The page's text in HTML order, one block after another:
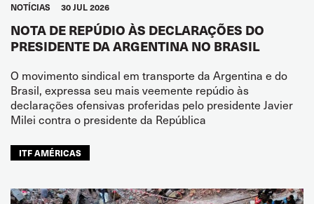
NOTÍCIAS 30 JUL 2026
NOTA DE REPÚDIO ÀS DECLARAÇÕES DO
PRESIDENTE DA ARGENTINA NO BRASIL
O movimento sindical em transporte da Argentina e do
Brasil, expressa seu mais veemente repúdio às
declarações ofensivas proferidas pelo presidente Javier
Milei contra o presidente da República
ITF AMÉRICAS